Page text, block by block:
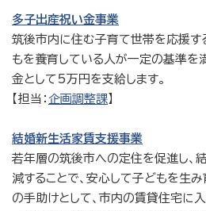
多子出産祝い金事業
筑後市内に住む子育て世帯を応援す
もを養育している人が一定の基準を
金として5万円を支給します。
【担当： 企画調整課】
結婚新生活家賃支援事業
若年層の筑後市への定住を促進し、
減することで、安心して子どもを生
の手助けとして、市内の賃貸住宅に